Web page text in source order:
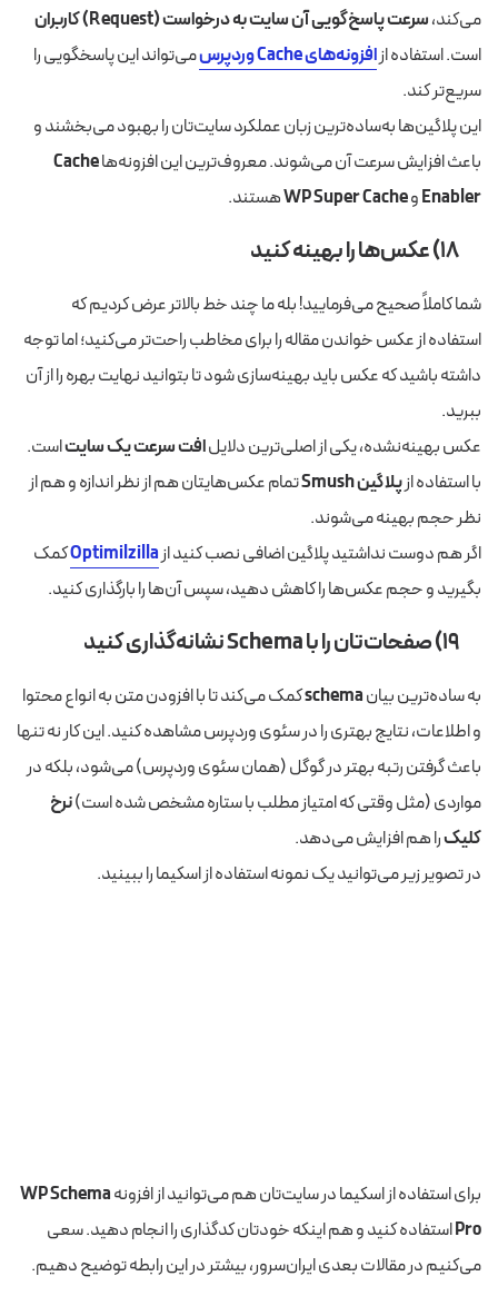
می‌کند،سرعت پاسخ‌گویی آن سایت به درخواست (Request) کاربران
است. استفاده ازافزونه‌های Cache وردپرس
می‎‌تواند این پاسخگویی را
سریع‌تر کند.
این پلاگین‌ها به‌ساده‌ترین زبان عملکرد سایت‌تان را بهبود می‌بخشند و
باعث افزایش سرعت آن می‌شوند. معروف‌ترین این افزونه‌هاCache
EnablerوWP Super Cacheهستند.
۱۸) عکس‌ها را بهینه‌ کنید
شما کاملاً صحیح می‌فرمایید! بله ما چند خط بالاتر عرض کردیم که
استفاده از عکس‌ خواندن مقاله را برای مخاطب راحت‌تر می‌کنید؛ اما توجه
داشته باشید که عکس باید بهینه‌سازی شود تا بتوانید نهایت بهره را از آن
ببرید.
عکس بهینه‌نشده، یکی از اصلی‌ترین دلایلافت سرعت یک سایتاست.
با استفاده ازپلاگین Smush
تمام عکس‌هایتان هم از نظر اندازه و هم از
نظر حجم بهینه می‌شوند.
اگر هم دوست نداشتید پلاگین اضافی نصب کنید ازOptimilzillaکمک
بگیرید و حجم عکس‌ها را کاهش دهید، سپس آن‌ها را بارگذاری کنید.
۱۹) صفحات‌تان را با Schemaنشانه‌گذاری کنید
به ساده‌ترین بیانschemaکمک می‌کند تا با افزودن متن به انواع محتوا
و اطلاعات، نتایج بهتری را در سئوی وردپرس مشاهده کنید. این کار نه‌ تنها
باعث گرفتن رتبه بهتر در گوگل (همان سئوی وردپرس) می‌شود، بلکه در
مواردی (مثل وقتی که امتیاز مطلب با ستاره مشخص شده است)نرخ
کلیکرا هم افزایش می‌دهد.
در تصویر زیر می‌توانید یک نمونه استفاده از اسکیما را ببینید.
برای استفاده از اسکیما در سایت‌تان هم می‌توانید از افزونهWP Schema
Proاستفاده کنید و هم اینکه خودتان کدگذاری را انجام دهید. سعی
می‌کنیم در مقالات بعدی ایران‌سرور، بیشتر در این رابطه توضیح دهیم.